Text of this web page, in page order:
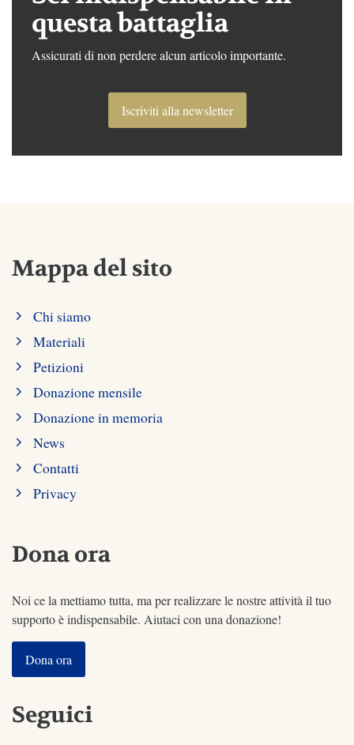
questa battaglia
Assicurati di non perdere alcun articolo importante.
Iscriviti alla newsletter
Mappa del sito
Chi siamo
Materiali
Petizioni
Donazione mensile
Donazione in memoria
News
Contatti
Privacy
Dona ora
Noi ce la mettiamo tutta, ma per realizzare le nostre attività il tuo
supporto è indispensabile. Aiutaci con una donazione!
Dona ora
Seguici